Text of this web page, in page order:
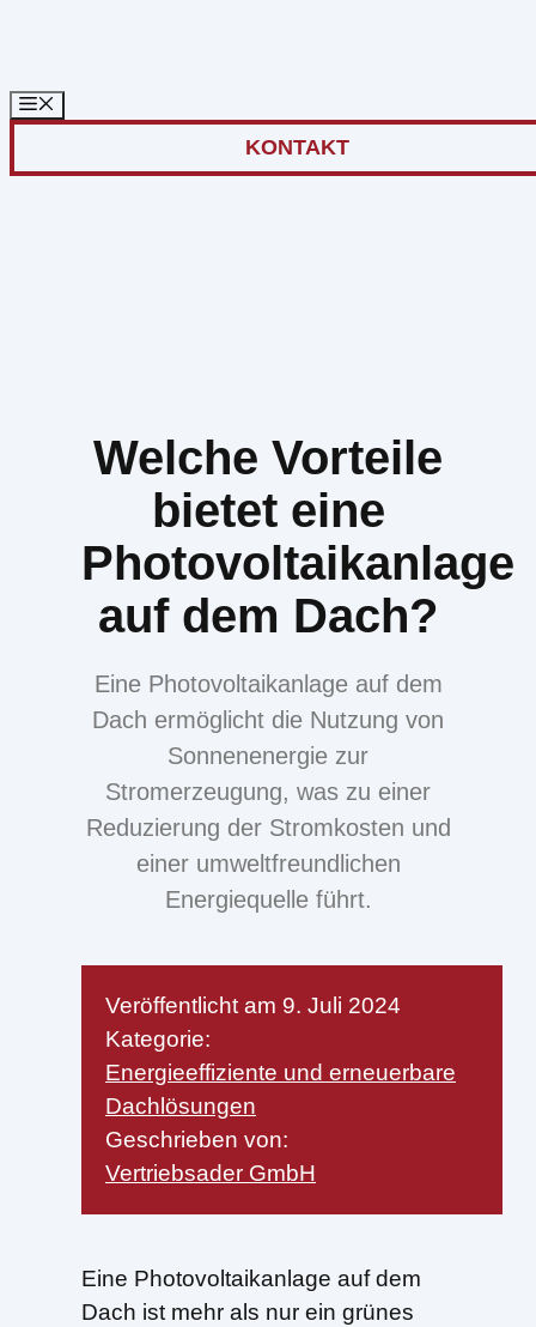
springen
KONTAKT
Welche Vorteile
bietet eine
Photovoltaikanlage
auf dem Dach?
Eine Photovoltaikanlage auf dem
Dach ermöglicht die Nutzung von
Sonnenenergie zur
Stromerzeugung, was zu einer
Reduzierung der Stromkosten und
einer umweltfreundlichen
Energiequelle führt.
Veröffentlicht am 9. Juli 2024
Kategorie:
Energieeffiziente und erneuerbare
Dachlösungen
Geschrieben von:
Vertriebsader GmbH
Eine Photovoltaikanlage auf dem
Dach ist mehr als nur ein grünes